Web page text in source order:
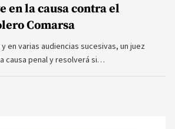
en la causa contra el
Comarsa
en varias audiencias sucesivas, un juez
causa penal y resolverá si…